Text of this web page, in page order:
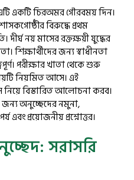
একটি চিরঅমর গৌরবময় দিন।
বিরুদ্ধে প্রথম
নয় মাসের রক্তক্ষয়ী যুদ্ধের
শিক্ষার্থীদের জন্য স্বাধীনতা
পরীক্ষার খাতা থেকে শুরু
নিয়মিত আসে। এই
নিয়ে বিস্তারিত আলোচনা করব।
জন্য অনুচ্ছেদের নমুনা,
এবং প্রয়োজনীয় প্রশ্নোত্তর।
সরাসরি